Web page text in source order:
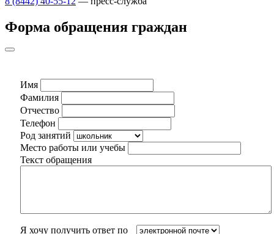
Форма обращения граждан
Имя
Фамилия
Отчество
Телефон
Род занятий
Место работы или учебы
Текст обращения
Я хочу получить ответ по